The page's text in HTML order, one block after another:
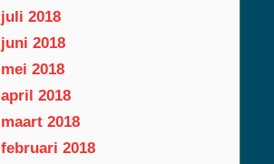
juli 2018
juni 2018
mei 2018
april 2018
maart 2018
februari 2018